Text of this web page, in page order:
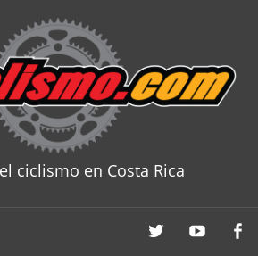
ciclismo en Costa Rica